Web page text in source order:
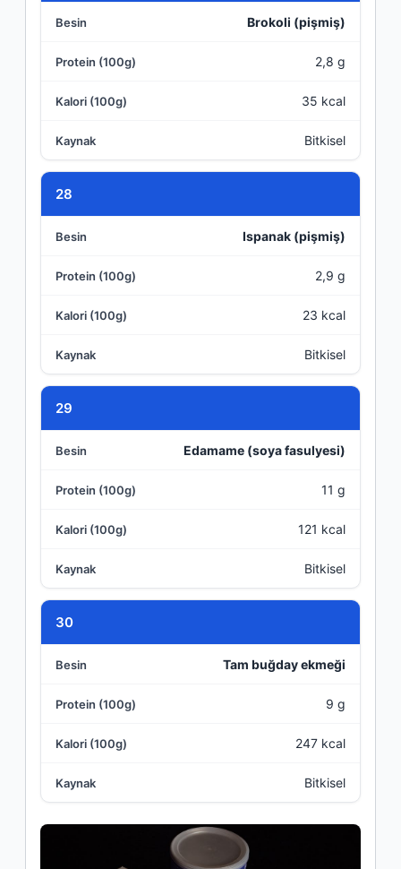
Brokoli (pişmiş)
2,8 g
35 kcal
Bitkisel
28
Ispanak (pişmiş)
2,9 g
23 kcal
Bitkisel
29
Edamame (soya fasulyesi)
11 g
121 kcal
Bitkisel
30
Tam buğday ekmeği
9 g
247 kcal
Bitkisel